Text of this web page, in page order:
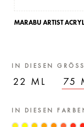
MARABU ARTIST
IN DIESEN
22 ML 75
IN DIESEN